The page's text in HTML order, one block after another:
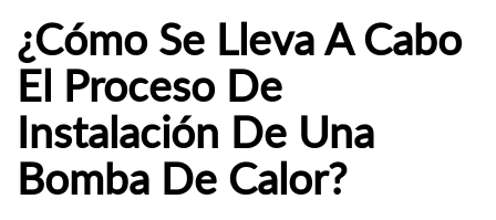
¿Cómo Se Lleva A Cabo
El Proceso De
Instalación De Una
Bomba De Calor?